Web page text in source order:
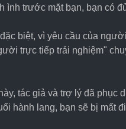
ình trước mặt bạn, bạn có
biệt, vì yêu cầu của
trực tiếp trải nghiệm"
tác giả và trợ lý đã
hành lang, bạn sẽ bị mất